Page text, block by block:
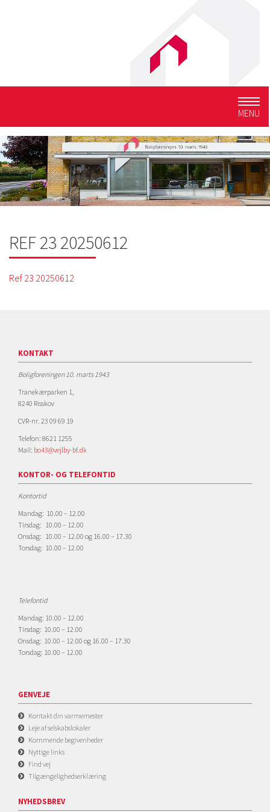
MENU
REF 23 20250612
Ref 23 20250612
KONTAKT
Boligforeningen 10. marts 1943
Tranekærparken 1,
8240 Risskov
CVR-nr. 23 09 69 19
Telefon: 8621 1255
Mail: bo43@vejlby-bf.dk
KONTOR- OG TELEFONTID
Kontortid
Mandag: 10.00 – 12.00
Tirsdag: 10.00 – 12.00
Onsdag: 10.00 – 12.00 og 16.00 – 17.30
Torsdag: 10.00 – 12.00
Telefontid
Mandag: 10.00 – 12.00
Tirsdag: 10.00 – 12.00
Onsdag: 10.00 – 12.00 og 16.00 – 17.30
Torsdag: 10.00 – 12.00
GENVEJE
Kontakt din varmemester
Leje af selskabslokaler
Kommende begivenheder
Nyttige links
Find vej
Tilgængelighedserklæring
NYHEDSBREV